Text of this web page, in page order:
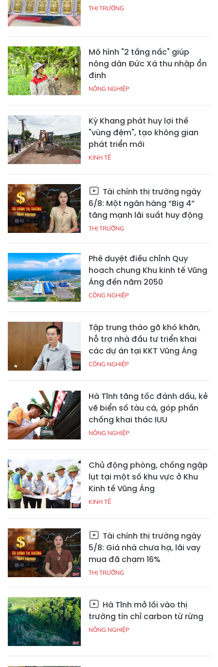
THỊ TRƯỜNG
Mô hình "2 tầng nấc" giúp
nông dân Đức Xá thu nhập ổn
định
NÔNG NGHIỆP
Kỳ Khang phát huy lợi thế
"vùng đệm", tạo không gian
phát triển mới
KINH TẾ
Tài chính thị trường ngày
6/8: Một ngân hàng “Big 4”
tăng mạnh lãi suất huy động
THỊ TRƯỜNG
Phê duyệt điều chỉnh Quy
hoạch chung Khu kinh tế Vũng
Áng đến năm 2050
CÔNG NGHIỆP
Tập trung tháo gỡ khó khăn,
hỗ trợ nhà đầu tư triển khai
các dự án tại KKT Vũng Áng
CÔNG NGHIỆP
Hà Tĩnh tăng tốc đánh dấu, kẻ
vẽ biển số tàu cá, góp phần
chống khai thác IUU
NÔNG NGHIỆP
Chủ động phòng, chống ngập
lụt tại một số khu vực ở Khu
Kinh tế Vũng Áng
KINH TẾ
Tài chính thị trường ngày
5/8: Giá nhà chưa hạ, lãi vay
mua đã chạm 16%
THỊ TRƯỜNG
Hà Tĩnh mở lối vào thị
trường tín chỉ carbon từ rừng
NÔNG NGHIỆP